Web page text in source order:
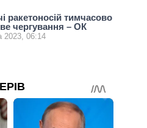
ракетоносій тимчасово
чергування – ОК
2023, 06:14